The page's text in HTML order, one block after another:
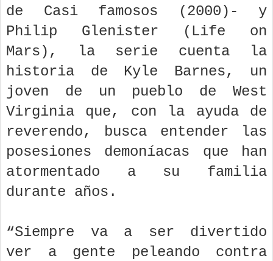
de Casi famosos (2000)- y
Philip Glenister (Life on
Mars), la serie cuenta la
historia de Kyle Barnes, un
joven de un pueblo de West
Virginia que, con la ayuda de
reverendo, busca entender las
posesiones demoníacas que han
atormentado a su familia
durante años.
“Siempre va a ser divertido
ver a gente peleando contra